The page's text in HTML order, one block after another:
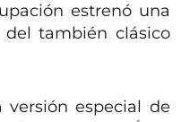
estrenó una
también clásico
versión especial de